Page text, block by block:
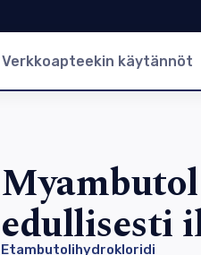
Verkkoapteekin käytännöt
edullisesti
Etambutolihydrokloridi